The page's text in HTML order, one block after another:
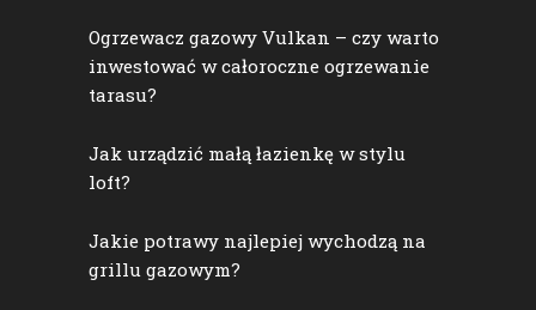
Ogrzewacz gazowy Vulkan – czy warto
inwestować w całoroczne ogrzewanie
tarasu?
Jak urządzić małą łazienkę w stylu
loft?
Jakie potrawy najlepiej wychodzą na
grillu gazowym?